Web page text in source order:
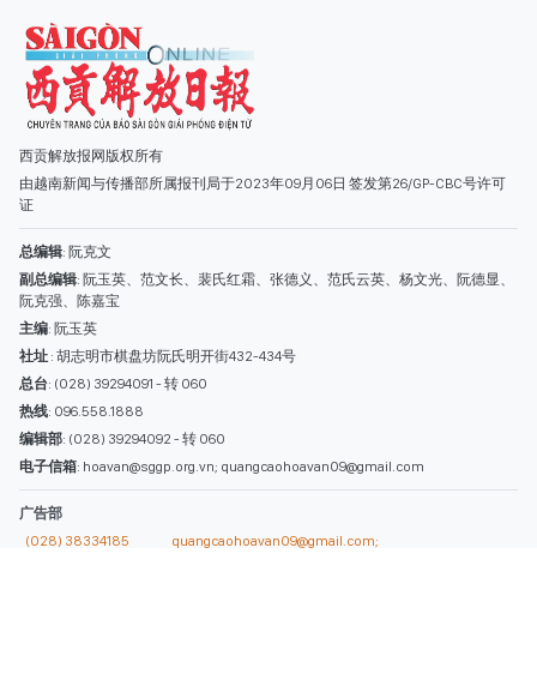
副总编辑: 阮玉英、范文长、裴氏红霜、张德义、范氏云英、杨文光、阮德显、
阮克强、陈嘉宝
主编: 阮玉英
社址: 胡志明市棋盘坊阮氏明开街432-434号
总台: (028) 39294091 - 转 060
热线: 096.558.1888
编辑部: (028) 39294092 - 转 060
电子信箱
广告部
(028) 38334185
quangcaohoavan09@gmail.com;
类别